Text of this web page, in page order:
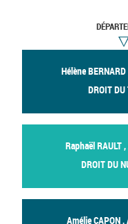
Hélène
DROIT
Raphaël RAULT
DROIT DU
Amélie CAPON